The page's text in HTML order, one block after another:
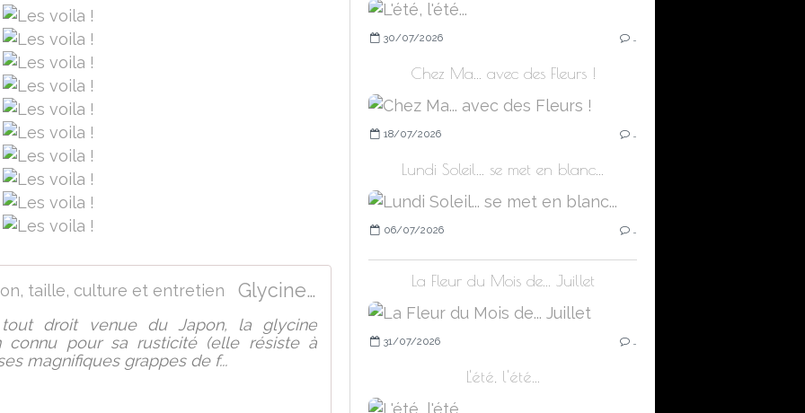
Glycine (Wisteria) : plantation, taille, culture et entretien
tout droit venue du Japon, la glycine
connu pour sa rusticité (elle résiste à
magnifiques grappes de f...
30/07/2026
Chez Ma... avec des Fleurs !
18/07/2026
Lundi Soleil... se met en blanc...
06/07/2026
La Fleur du Mois de... Juillet
31/07/2026
L'été, l'été...